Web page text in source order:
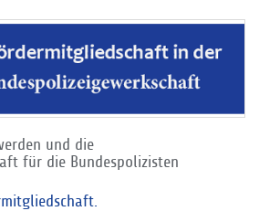
und die
für die Bundespolizisten